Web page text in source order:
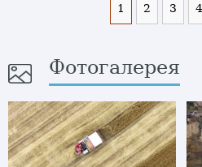
1 2 3 4
Фотогалерея